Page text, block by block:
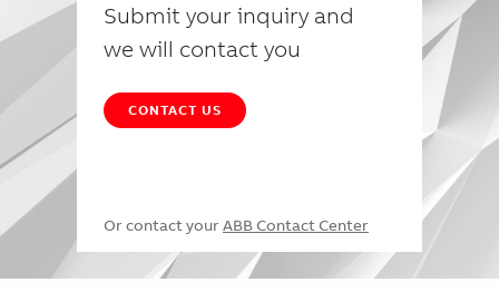
Submit your inquiry and
we will contact you
CONTACT US
Or contact your ABB Contact Center